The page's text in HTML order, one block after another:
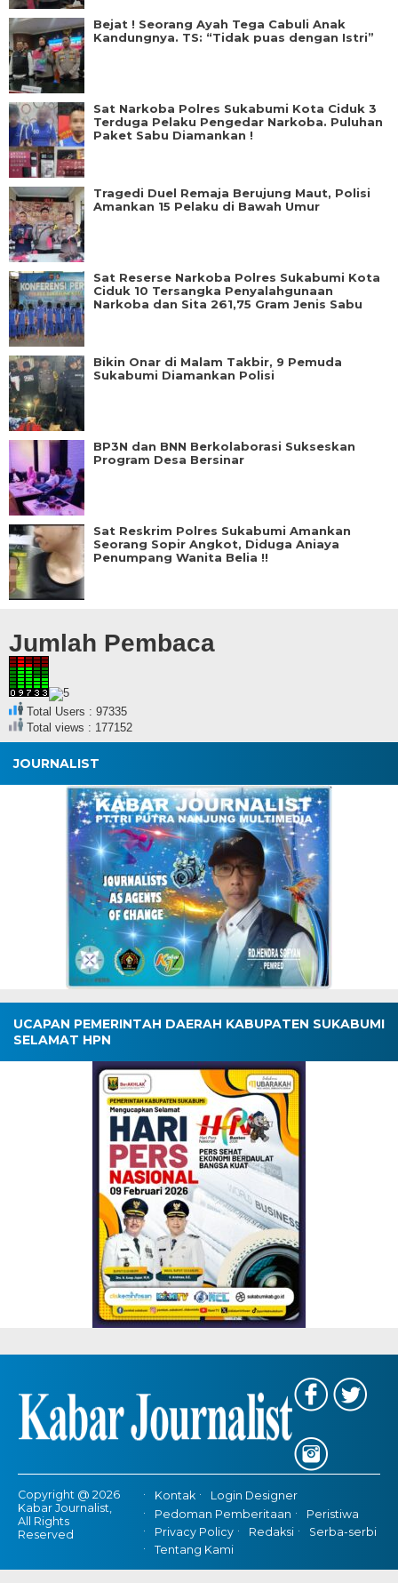
Bejat ! Seorang Ayah Tega Cabuli Anak
Kandungnya. TS: “Tidak puas dengan Istri”
Sat Narkoba Polres Sukabumi Kota Ciduk 3
Terduga Pelaku Pengedar Narkoba. Puluhan
Paket Sabu Diamankan !
Tragedi Duel Remaja Berujung Maut, Polisi
Amankan 15 Pelaku di Bawah Umur
Sat Reserse Narkoba Polres Sukabumi Kota
Ciduk 10 Tersangka Penyalahgunaan
Narkoba dan Sita 261,75 Gram Jenis Sabu
Bikin Onar di Malam Takbir, 9 Pemuda
Sukabumi Diamankan Polisi
BP3N dan BNN Berkolaborasi Sukseskan
Program Desa Bersinar
Sat Reskrim Polres Sukabumi Amankan
Seorang Sopir Angkot, Diduga Aniaya
Penumpang Wanita Belia !!
Jumlah Pembaca
Total Users : 97335
Total views : 177152
JOURNALIST
UCAPAN PEMERINTAH DAERAH KABUPATEN SUKABUMI
SELAMAT HPN
Copyright @ 2026
Kabar Journalist,
All Rights
Reserved
Kontak
Login Designer
Pedoman Pemberitaan
Peristiwa
Privacy Policy
Redaksi
Serba-serbi
Tentang Kami